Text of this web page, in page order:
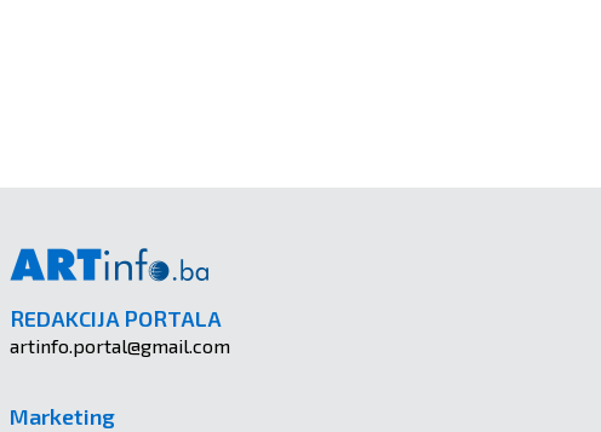
REDAKCIJA PORTALA
artinfo.portal@gmail.com
Marketing